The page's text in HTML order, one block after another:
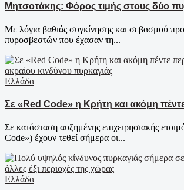
Μητσοτάκης: Φόρος τιμής στους δύο
Με λόγια βαθιάς συγκίνησης και σεβασμού
πυροσβεστών που έχασαν τη...
Ελλάδα
Σε «Red Code» η Κρήτη και ακόμη
Σε κατάσταση αυξημένης επιχειρησιακής
Code») έχουν τεθεί σήμερα οι...
Ελλάδα